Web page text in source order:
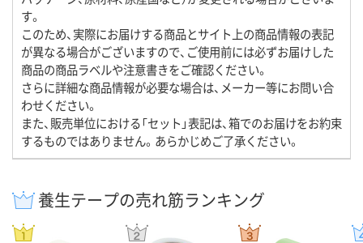
す。
このため、実際にお届けする商品とサイト上の商品情報の表記
が異なる場合がございますので、ご使用前には必ずお届けした
商品の商品ラベルや注意書きをご確認ください。
さらに詳細な商品情報が必要な場合は、メーカー等にお問い合
わせください。
また、販売単位における「セット」表記は、箱でのお届けをお約束
するものではありません。あらかじめご了承ください。
養生テープの売れ筋ランキング